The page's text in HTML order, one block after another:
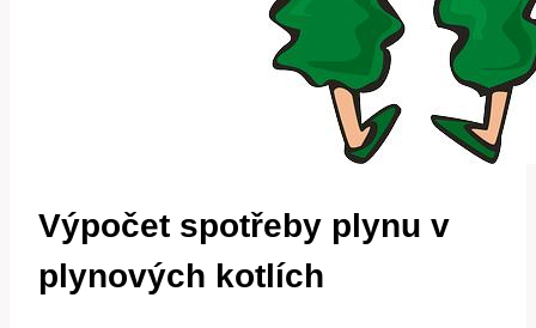
Výpočet spotřeby plynu v
plynových kotlích